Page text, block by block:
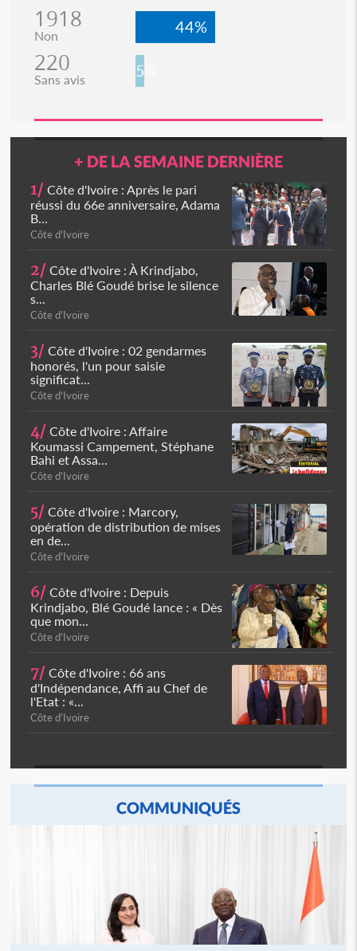
1918
Non 44%
220
Sans avis 5%
+ DE LA SEMAINE DERNIÈRE
1/ Côte d'Ivoire : Après le pari
réussi du 66e anniversaire, Adama
B...
Côte d'Ivoire
2/ Côte d'Ivoire : À Krindjabo,
Charles Blé Goudé brise le silence
s...
Côte d'Ivoire
3/ Côte d'Ivoire : 02 gendarmes
honorés, l'un pour saisie
significat...
Côte d'Ivoire
4/ Côte d'Ivoire : Affaire
Koumassi Campement, Stéphane
Bahi et Assa...
Côte d'Ivoire
5/ Côte d'Ivoire : Marcory,
opération de distribution de mises
en de...
Côte d'Ivoire
6/ Côte d'Ivoire : Depuis
Krindjabo, Blé Goudé lance : « Dès
que mon...
Côte d'Ivoire
7/ Côte d'Ivoire : 66 ans
d'Indépendance, Affi au Chef de
l'Etat : «...
Côte d'Ivoire
COMMUNIQUÉS